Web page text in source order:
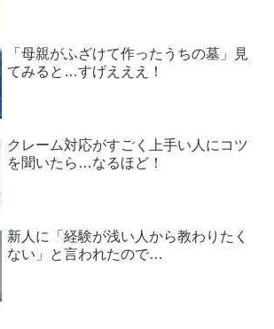
「母親がふざけて作ったうちの墓」見
てみると…すげえええ！
クレーム対応がすごく上手い人にコツ
を聞いたら…なるほど！
新人に「経験が浅い人から教わりたく
ない」と言われたので…